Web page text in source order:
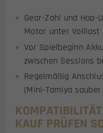
Gear-Zahl und Hop-
Motor unter
Vor Spielbeginn
zwischen Sessions
Regelmäßig
(Mini-Tamiya
KAUF PRÜFEN